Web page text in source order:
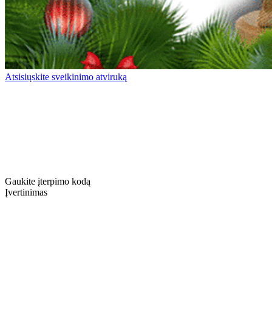
Atsisiųskite sveikinimo atviruką
Gaukite įterpimo kodą
Įvertinimas